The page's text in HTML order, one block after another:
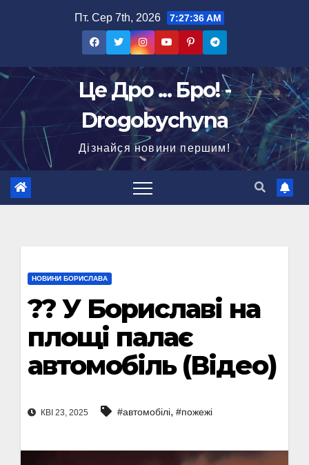
Пт. Сер 7th, 2026 7:27:37 AM
Це Дро ... Бро! -
Drogobychyna
Дізнайся новини першим!
НОВИНИ БОРИСЛАВА
?? У Бориславі на
площі палає
автомобіль (Відео)
КВІ 23, 2025 #автомобілі, #пожежі